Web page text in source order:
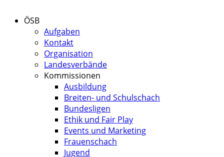
ÖSB
Aufgaben
Kontakt
Organisation
Landesverbände
Kommissionen
Ausbildung
Breiten- und Schulschach
Bundesligen
Ethik und Fair Play
Events und Marketing
Frauenschach
Jugend